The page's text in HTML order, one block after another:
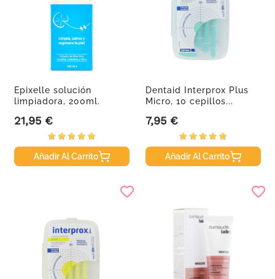
Epixelle solución
limpiadora, 200ml.
Precio
21,95 €
Añadir Al Carrito
Dentaid Interprox Plus
Micro, 10 cepillos...
Precio
7,95 €
Añadir Al Carrito